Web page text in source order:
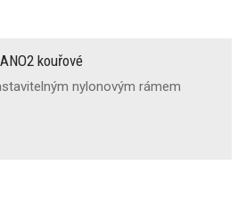
kouřové
nylonovým rámem